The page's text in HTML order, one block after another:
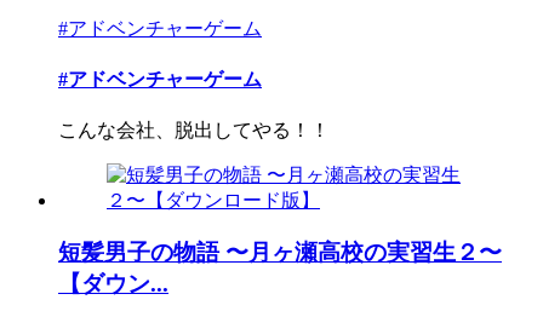
#アドベンチャーゲーム
#アドベンチャーゲーム
こんな会社、脱出してやる！！
短髪男子の物語 〜月ヶ瀬高校の実習生２〜
【ダウン...